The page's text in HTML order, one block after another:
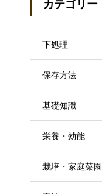
カテゴリー
下処理
保存方法
基礎知識
栄養・効能
栽培・家庭菜園